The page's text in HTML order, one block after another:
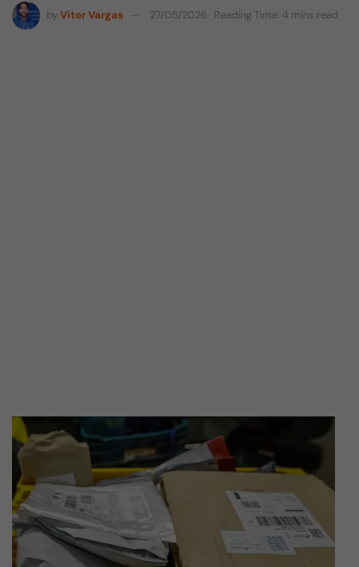
by Vitor Vargas 27/05/2026 Reading Time: 4 mins read